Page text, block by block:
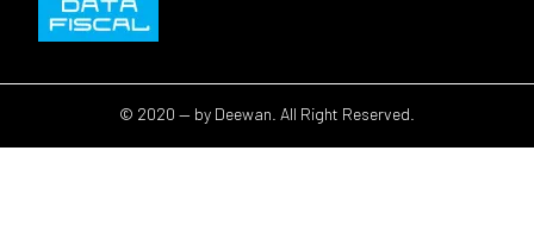
© 2020 — by Deewan. All Right Reserved.